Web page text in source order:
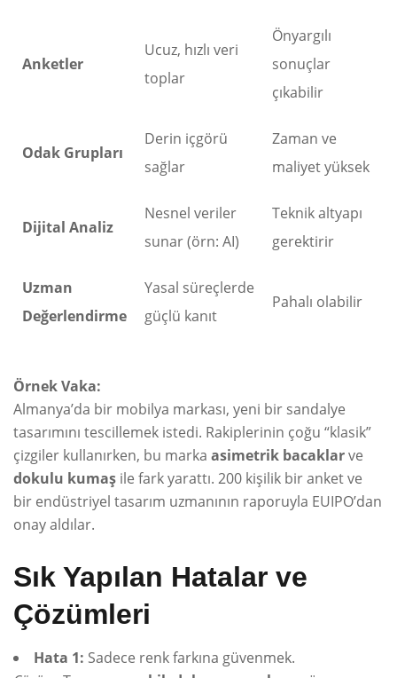
Anketler
Ucuz, hızlı veri
toplar
Önyargılı
sonuçlar
çıkabilir
Odak Grupları
Derin içgörü
sağlar
Zaman ve
maliyet yüksek
Dijital Analiz
Nesnel veriler
sunar (örn: AI)
Teknik altyapı
gerektirir
Uzman
Değerlendirme
Yasal süreçlerde
güçlü kanıt
Pahalı olabilir
Örnek Vaka:
Almanya’da bir mobilya markası, yeni bir sandalye
tasarımını tescillemek istedi. Rakiplerinin çoğu “klasik”
çizgiler kullanırken, bu marka asimetrik bacaklarve
dokulu kumaş ile fark yarattı. 200 kişilik bir anket ve
bir endüstriyel tasarım uzmanının raporuyla EUIPO’dan
onay aldılar.
Sık Yapılan Hatalar ve
Çözümleri
Hata 1: Sadece renk farkına güvenmek.